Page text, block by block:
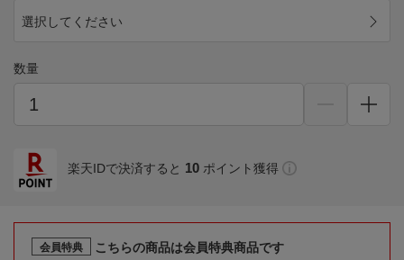
選択してください
数量
楽天IDで決済すると 10 ポイント獲得
会員特典
こちらの商品は会員特典商品です